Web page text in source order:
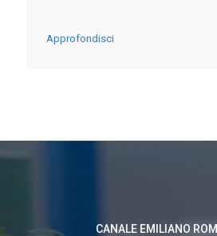
Approfondisci-
CANALE EMILIANO